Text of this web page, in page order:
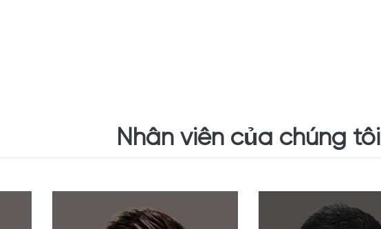
Nhân viên của chúng tôi